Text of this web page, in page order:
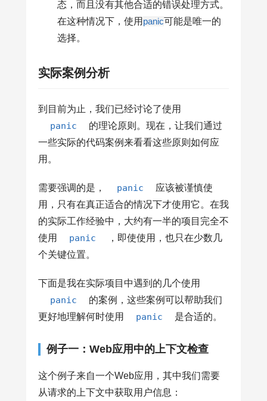
态，而且没有其他合适的错误处理方式。
在这种情况下，使用 panic可能是唯一的
选择。
实际案例分析
到目前为止，我们已经讨论了使用
panic
的理论原则。现在，让我们通过
一些实际的代码案例来看看这些原则如何应
用。
需要强调的是， panic
应该被谨慎使
用，只有在真正适合的情况下才使用它。在我
的实际工作经验中，大约有一半的项目完全不
使用
panic
，即使使用，也只在少数几
个关键位置。
下面是我在实际项目中遇到的几个使用
panic
的案例，这些案例可以帮助我们
更好地理解何时使用
panic 是合适的。
例子一：Web应用中的上下文检查
这个例子来自一个Web应用，其中我们需要
从请求的上下文中获取用户信息：